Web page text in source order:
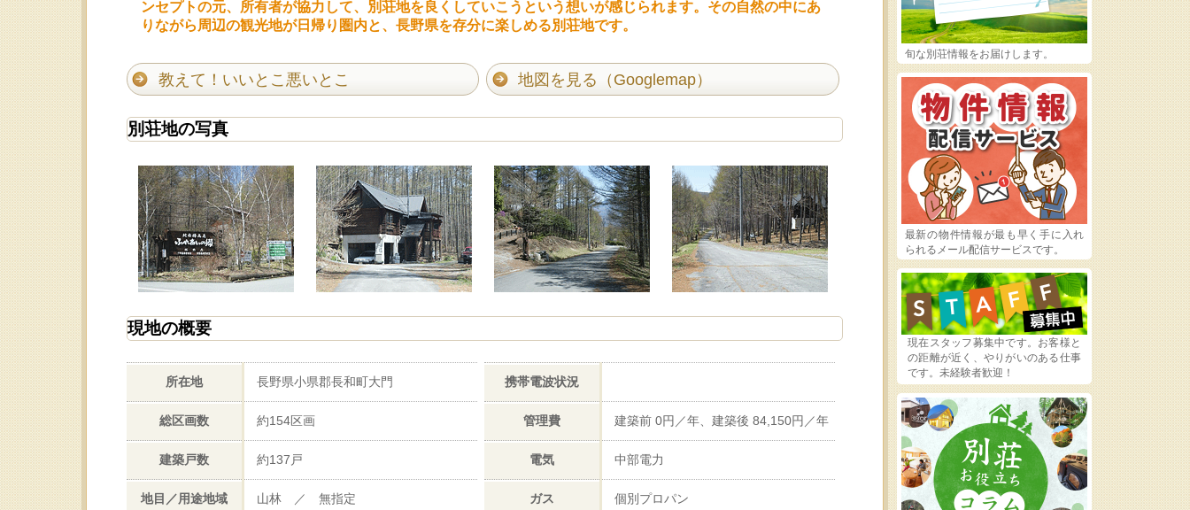
ンセプトの元、所有者が協力して、別荘地を良くしていこうという想いが感じられます。その自然の中にあ
りながら周辺の観光地が日帰り圏内と、長野県を存分に楽しめる別荘地です。
教えて！いいとこ悪いとこ 地図を見る（Googlemap）
別荘地の写真
現地の概要
所在地 長野県小県郡長和町大門
総区画数 約154区画
建築戸数 約137戸
地目／用途地域 山林 ／ 無指定
携帯電波状況
管理費 建築前 0円／年、建築後 84,150円／年
電気 中部電力
ガス 個別プロパン
旬な別荘情報をお届けします。
最新の物件情報が最も早く手に入れ
られるメール配信サービスです。
現在スタッフ募集中です。お客様と
の距離が近く、やりがいのある仕事
です。未経験者歓迎！